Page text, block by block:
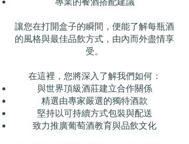
讓您在打開盒子的瞬間，便能了解每瓶酒
的風格與最佳品飲方式，由內而外盡情享
受。
在這裡，您將深入了解我們如何：
與世界頂級酒莊建立合作關係
精選由專家嚴選的獨特酒款
堅持以可持續方式包裝與配送
致力推廣葡萄酒教育與品飲文化